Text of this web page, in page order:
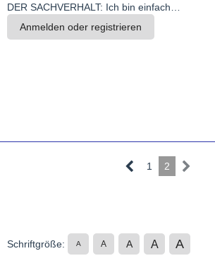
DER SACHVERHALT: Ich bin einfach…
Anmelden oder registrieren
1 2
Schriftgröße: A A A A A